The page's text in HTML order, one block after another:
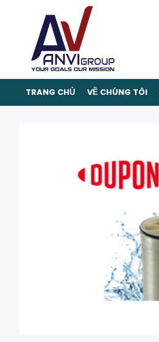
TRANG CHỦ VỀ CHÚNG TÔI